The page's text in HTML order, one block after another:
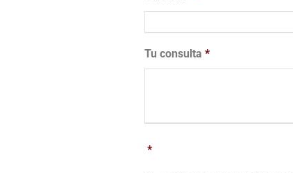
Tu consulta *
*